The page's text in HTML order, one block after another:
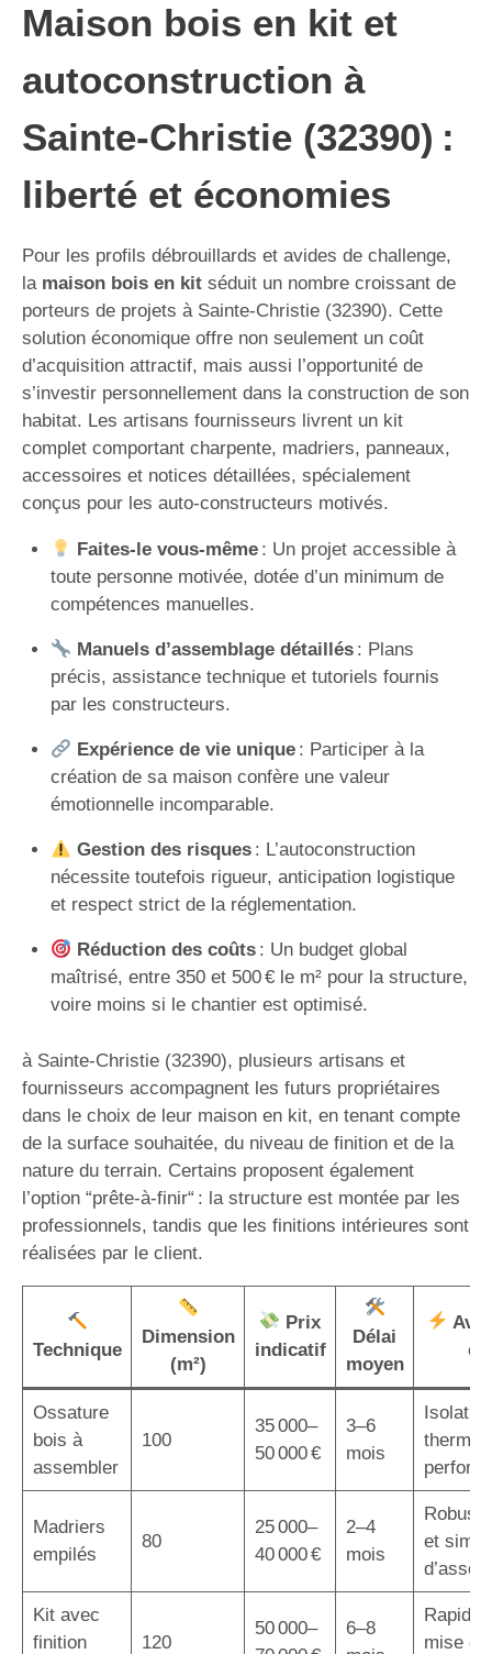
Maison bois en kit et
autoconstruction à
Sainte-Christie (32390) :
liberté et économies
Pour les profils débrouillards et avides de challenge,
la maison bois en kit séduit un nombre croissant de
porteurs de projets à Sainte-Christie (32390). Cette
solution économique offre non seulement un coût
d’acquisition attractif, mais aussi l’opportunité de
s’investir personnellement dans la construction de son
habitat. Les artisans fournisseurs livrent un kit
complet comportant charpente, madriers, panneaux,
accessoires et notices détaillées, spécialement
conçus pour les auto-constructeurs motivés.
Faites-le vous-même: Un projet accessible à
toute personne motivée, dotée d’un minimum de
compétences manuelles.
Manuels d’assemblage détaillés: Plans
précis, assistance technique et tutoriels fournis
par les constructeurs.
Expérience de vie unique: Participer à la
création de sa maison confère une valeur
émotionnelle incomparable.
Gestion des risques: L’autoconstruction
nécessite toutefois rigueur, anticipation logistique
et respect strict de la réglementation.
Réduction des coûts: Un budget global
maîtrisé, entre 350 et 500 € le m² pour la structure,
voire moins si le chantier est optimisé.
à Sainte-Christie (32390), plusieurs artisans et
fournisseurs accompagnent les futurs propriétaires
dans le choix de leur maison en kit, en tenant compte
de la surface souhaitée, du niveau de finition et de la
nature du terrain. Certains proposent également
l’option “prête-à-finir“ : la structure est montée par les
professionnels, tandis que les finitions intérieures sont
réalisées par le client.
Technique
Dimension
(m²)
Prix
indicatif
Délai
moyen
clé
Ossature
bois à
assembler
100
35 000–
50 000 €
3–6
mois
Isolation
Madriers
empilés
80
25 000–
40 000 €
2–4
mois
et
Kit avec
finition
120
50 000–
6–8
mise en